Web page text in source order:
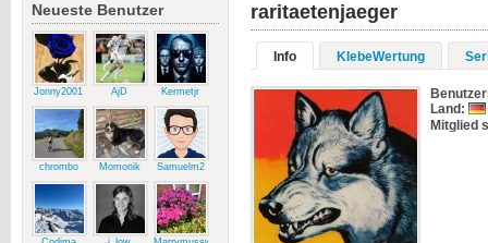
Neueste Benutzer
Jonny2001 AjD Kermetjr
chrombo Momonik Samuelm2
raritaetenjaeger
Info KlebeWertung
Land:
Mitglied